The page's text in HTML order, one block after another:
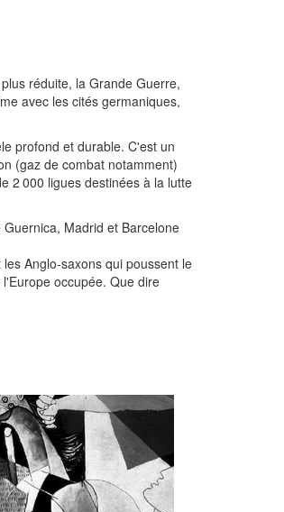
réduite, la Grande Guerre,
avec les cités germaniques,
profond et durable. C'est un
(gaz de combat notamment)
2 000 ligues destinées à la lutte
Madrid et Barcelone
Anglo-saxons qui poussent le
occupée. Que dire